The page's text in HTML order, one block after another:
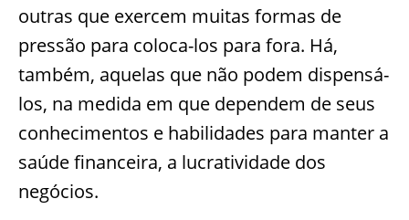
outras que exercem muitas formas de
pressão para coloca-los para fora. Há,
também, aquelas que não podem dispensá-
los, na medida em que dependem de seus
conhecimentos e habilidades para manter a
saúde financeira, a lucratividade dos
negócios.